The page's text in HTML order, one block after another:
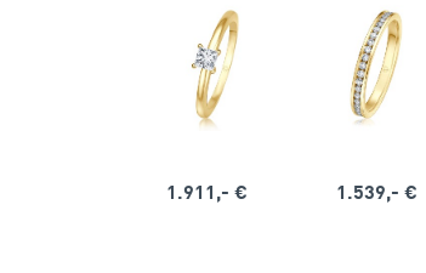
1.911,- € 1.539,- €